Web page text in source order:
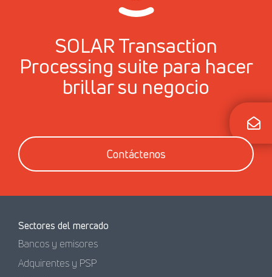
SOLAR Transaction
Processing suite para hacer
brillar su negocio
Contáctenos
Sectores del mercado
Bancos y emisores
Adquirentes y PSP